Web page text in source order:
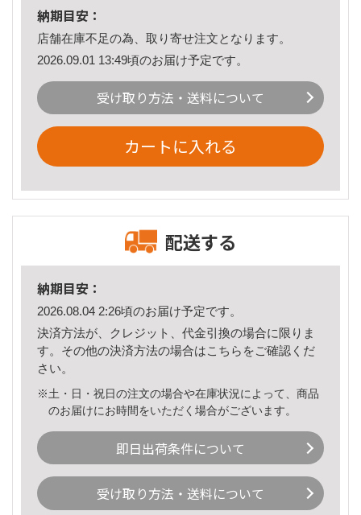
納期目安：
店舗在庫不足の為、取り寄せ注文となります。
2026.09.01 13:49頃のお届け予定です。
受け取り方法・送料について
カートに入れる
配送する
納期目安：
2026.08.04 2:26頃のお届け予定です。
決済方法が、クレジット、代金引換の場合に限りま
す。その他の決済方法の場合はこちら をご確認くだ
さい。
※土・日・祝日の注文の場合や在庫状況によって、商品
のお届けにお時間をいただく場合がございます。
即日出荷条件について
受け取り方法・送料について